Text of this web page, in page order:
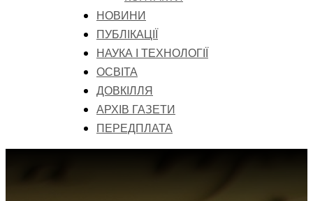
НОВИНИ
ПУБЛІКАЦІЇ
НАУКА І ТЕХНОЛОГІЇ
ОСВІТА
ДОВКІЛЛЯ
АРХІВ ГАЗЕТИ
ПЕРЕДПЛАТА